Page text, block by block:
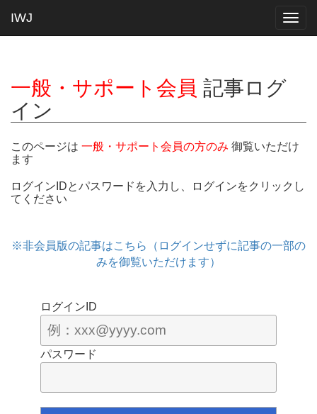
IWJ
一般・サポート会員 記事ログ
イン
このページは 一般・サポート会員の方のみ 御覧いただけ
ます
ログインIDとパスワードを入力し、ログインをクリックし
てください
※非会員版の記事はこちら（ログインせずに記事の一部の
みを御覧いただけます）
ログインID
パスワード